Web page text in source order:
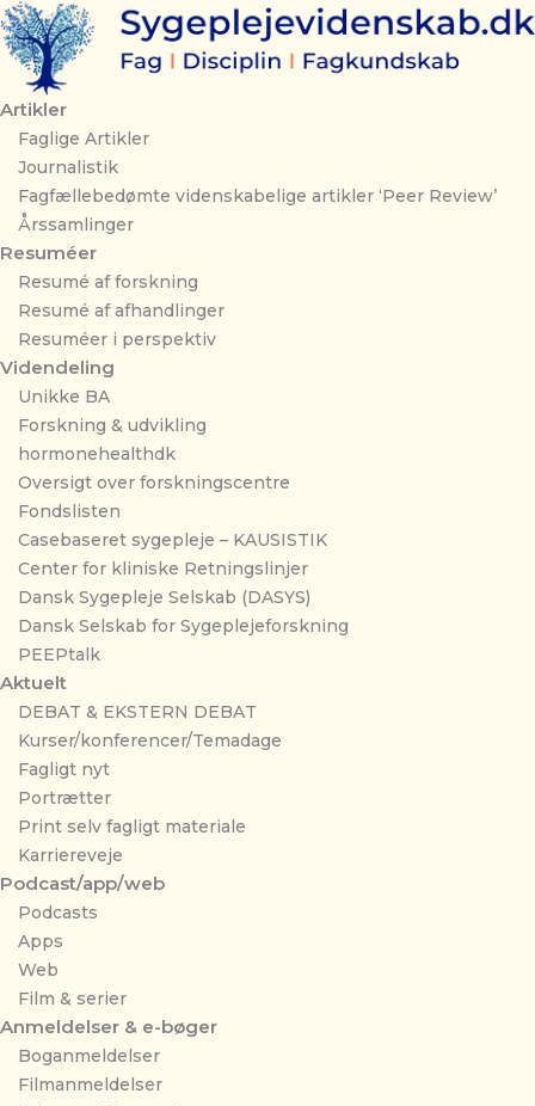
Gå
til
indholdet
Artikler
Faglige Artikler
Journalistik
Fagfællebedømte videnskabelige artikler ‘Peer Review’
Årssamlinger
Resuméer
Resumé af forskning
Resumé af afhandlinger
Resuméer i perspektiv
Videndeling
Unikke BA
Forskning & udvikling
hormonehealthdk
Oversigt over forskningscentre
Fondslisten
Casebaseret sygepleje – KAUSISTIK
Center for kliniske Retningslinjer
Dansk Sygepleje Selskab (DASYS)
Dansk Selskab for Sygeplejeforskning
PEEPtalk
Aktuelt
DEBAT & EKSTERN DEBAT
Kurser/konferencer/Temadage
Fagligt nyt
Portrætter
Print selv fagligt materiale
Karriereveje
Podcast/app/web
Podcasts
Apps
Web
Film & serier
Anmeldelser & e-bøger
Boganmeldelser
Filmanmeldelser